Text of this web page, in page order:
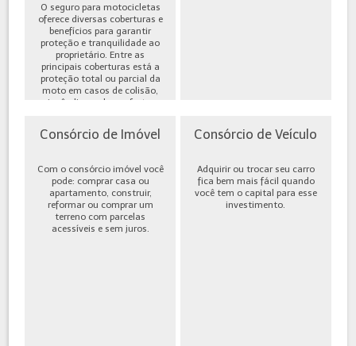
O seguro para motocicletas
oferece diversas coberturas e
benefícios para garantir
proteção e tranquilidade ao
proprietário. Entre as
principais coberturas está a
proteção total ou parcial da
moto em casos de colisão,
incêndio, roubo ou furto,
Consórcio de Imóvel
Com o consórcio imóvel você
pode: comprar casa ou
apartamento, construir,
reformar ou comprar um
terreno com parcelas
acessíveis e sem juros.
Consórcio de Veículo
Adquirir ou trocar seu carro
fica bem mais fácil quando
você tem o capital para esse
investimento.